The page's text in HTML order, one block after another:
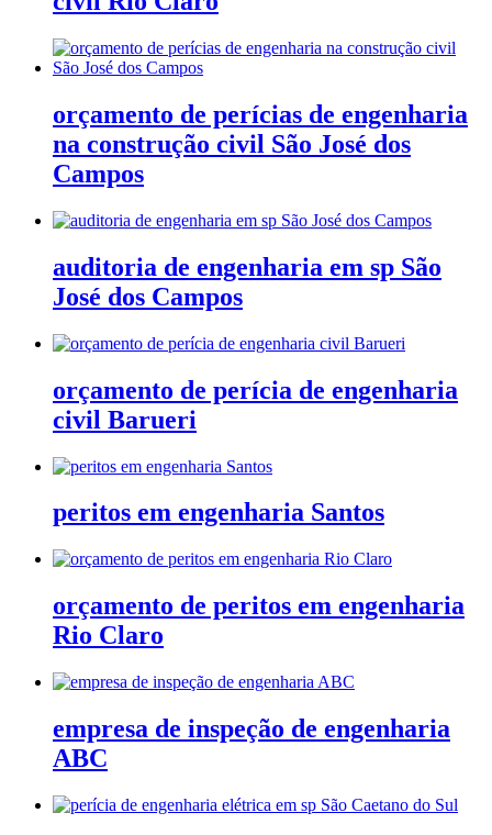
orçamento de perícias de engenharia
na construção civil São José dos
Campos
auditoria de engenharia em sp São
José dos Campos
orçamento de perícia de engenharia
civil Barueri
peritos em engenharia Santos
orçamento de peritos em engenharia
Rio Claro
empresa de inspeção de engenharia
ABC